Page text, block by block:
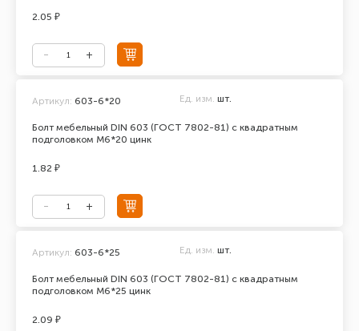
2.05 ₽
Болт мебельный DIN 603 (ГОСТ 7802-81) с квадратным
подголовком М6*20 цинк
Артикул: 603-6*20 Ед. изм. шт.
1.82 ₽
Болт мебельный DIN 603 (ГОСТ 7802-81) с квадратным
подголовком М6*25 цинк
Артикул: 603-6*25 Ед. изм. шт.
2.09 ₽